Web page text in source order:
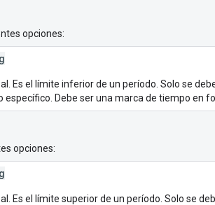
opciones:
Es el límite inferior de un período. Solo se
específico. Debe ser una marca de tiempo en
opciones:
Es el límite superior de un período. Solo se